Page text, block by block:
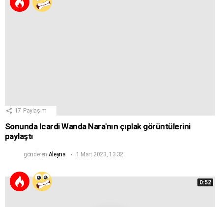
17 Paylaşım
Sonunda Icardi Wanda Nara'nın çıplak görüntülerini
paylaştı
gönderen Aleyna 1 Mart 2023, 13:32
0:52